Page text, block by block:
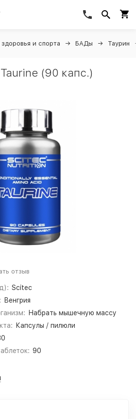
и спорта БАДы Таурин
(90 капс.)
отзыв
Scitec
Венгрия
Набрать мышечную массу
Капсулы / пилюли
90